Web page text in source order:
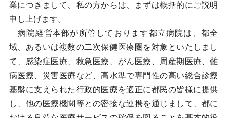
業につきまして、私の方からは、まずは概括的にご説明
申し上げます。
病院経営本部が所管しております都立病院は、都全
域、あるいは複数の二次保健医療圏を対象といたしまし
て、感染症医療、救急医療、がん医療、周産期医療、難
病医療、災害医療など、高水準で専門性の高い総合診療
基盤に支えられた行政的医療を適正に都民の皆様に提供
し、他の医療機関等との密接な連携を通じまして、都に